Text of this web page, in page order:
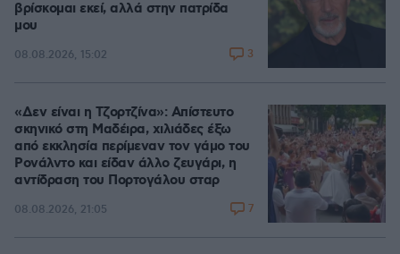
βρίσκομαι εκεί, αλλά στην πατρίδα
μου
08.08.2026, 15:02 3
«Δεν είναι η Τζορτζίνα»: Απίστευτο
σκηνικό στη Μαδέιρα, χιλιάδες έξω
από εκκλησία περίμεναν τον γάμο του
Ρονάλντο και είδαν άλλο ζευγάρι, η
αντίδραση του Πορτογάλου σταρ
08.08.2026, 21:05 7